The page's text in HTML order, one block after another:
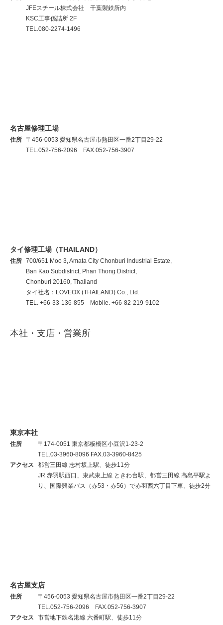
JFEスチール株式会社 千葉製鉄所内
KSC工事係詰所 2F
TEL.080-2274-1496
名古屋修理工場
住所 〒456-0053 愛知県名古屋市熱田区一番2丁目29-22
TEL.052-756-2096 FAX.052-756-3907
タイ修理工場（THAILAND）
住所 700/651 Moo 3, Amata City Chonburi Industrial Estate,
Ban Kao Subdistrict, Phan Thong District,
Chonburi 20160, Thailand
タイ社名：LOVEOX (THAILAND) Co., Ltd.
TEL. +66-33-136-855 Mobile. +66-82-219-9102
本社・支店・営業所
東京本社
住所
〒174-0051 東京都板橋区小豆沢1-23-2
TEL.03-3960-8096 FAX.03-3960-8425
アクセス
都営三田線 志村坂上駅、徒歩11分
JR 赤羽駅西口、東武東上線 ときわ台駅、都営三田線 高島平駅よ
り、国際興業バス（赤53・赤56）で赤羽西六丁目下車、徒歩2分
名古屋支店
住所
〒456-0053 愛知県名古屋市熱田区一番2丁目29-22
TEL.052-756-2096 FAX.052-756-3907
アクセス
市営地下鉄名港線 六番町駅、徒歩11分